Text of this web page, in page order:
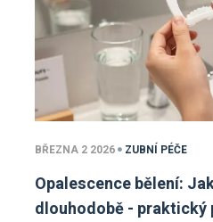
BŘEZNA 2 2026 ZUBNÍ PÉČE
Opalescence bělení:
dlouhodobě - praktický